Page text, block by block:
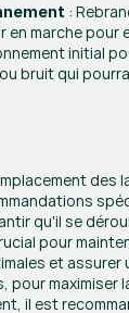
:
en marche pour
initial
bruit qui
des
qu'il se
pour
et assurer
pour maximiser